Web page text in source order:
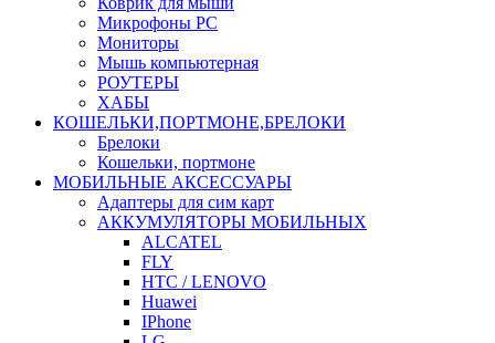
Микрофоны PC
Мониторы
Мышь компьютерная
РОУТЕРЫ
ХАБЫ
КОШЕЛЬКИ,ПОРТМОНЕ,БРЕЛОКИ
Брелоки
Кошельки, портмоне
МОБИЛЬНЫЕ АКСЕССУАРЫ
Адаптеры для сим карт
АККУМУЛЯТОРЫ МОБИЛЬНЫХ
ALCATEL
FLY
HTC / LENOVO
Huawei
IPhone